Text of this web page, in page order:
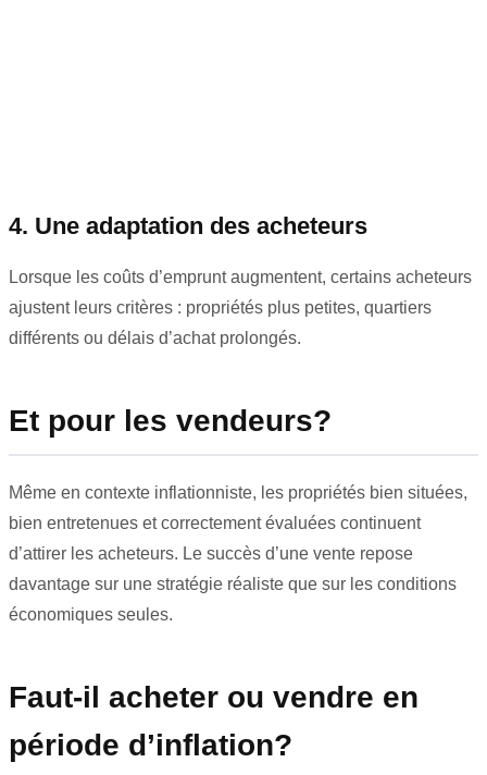
4. Une adaptation des acheteurs
Lorsque les coûts d’emprunt augmentent, certains acheteurs
ajustent leurs critères : propriétés plus petites, quartiers
différents ou délais d’achat prolongés.
Et pour les vendeurs?
Même en contexte inflationniste, les propriétés bien situées,
bien entretenues et correctement évaluées continuent
d’attirer les acheteurs. Le succès d’une vente repose
davantage sur une stratégie réaliste que sur les conditions
économiques seules.
Faut-il acheter ou vendre en
période d’inflation?